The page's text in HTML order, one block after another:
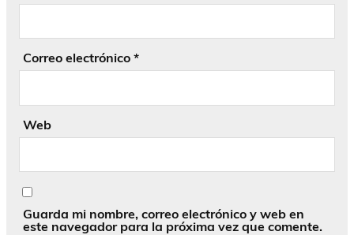
Correo electrónico *
Web
Guarda mi nombre, correo electrónico y web en
este navegador para la próxima vez que comente.